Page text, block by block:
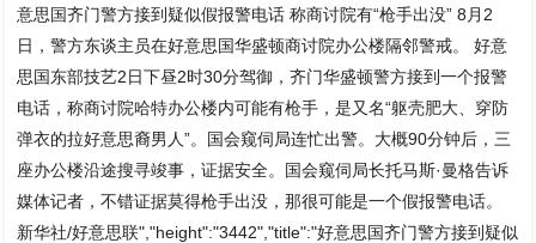
意思国齐门警方接到疑似假报警电话 称商讨院有“枪手出没” 8月2
日，警方东谈主员在好意思国华盛顿商讨院办公楼隔邻警戒。 好意
思国东部技艺2日下昼2时30分驾御，齐门华盛顿警方接到一个报警
电话，称商讨院哈特办公楼内可能有枪手，是又名“躯壳肥大、穿防
弹衣的拉好意思裔男人”。国会窥伺局连忙出警。大概90分钟后，三
座办公楼沿途搜寻竣事，证据安全。国会窥伺局长托马斯·曼格告诉
媒体记者，不错证据莫得枪手出没，那很可能是一个假报警电话。
新华社/好意思联","height":"3442","title":"好意思国齐门警方接到疑似